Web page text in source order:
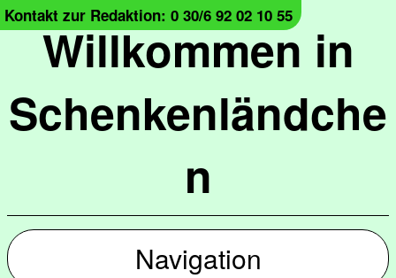
Willkommen in
Schenkenländche
n
Kontakt zur Redaktion: 0 30/6 92 02 10 55
Navigation